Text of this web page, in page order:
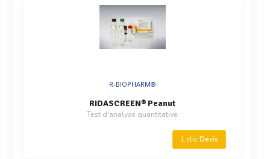
R-BIOPHARM®
RIDASCREEN® Peanut
Test d'analyse quantitative
1 clic Devis